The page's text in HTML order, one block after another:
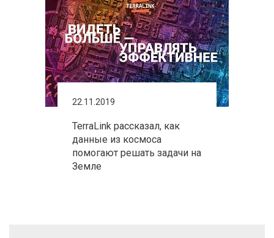
22.11.2019
TerraLink рассказал, как
данные из космоса
помогают решать задачи на
Земле